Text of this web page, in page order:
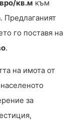
кв.м към
Предлаганият
го поставя на
.
на имота от
за